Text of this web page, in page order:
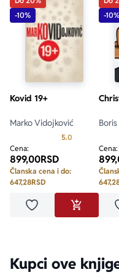
– Entertainment
„Iskustvo koje vas
– Salon
-10%
Kovid 19+
Marko Vidojković
5.0 Prosecna
Cena:
899,00RSD
Članska cena i do:
647,28RSD
Dodaj u omiljene
DODAJ U
-10%
Cena:
Kupci ove